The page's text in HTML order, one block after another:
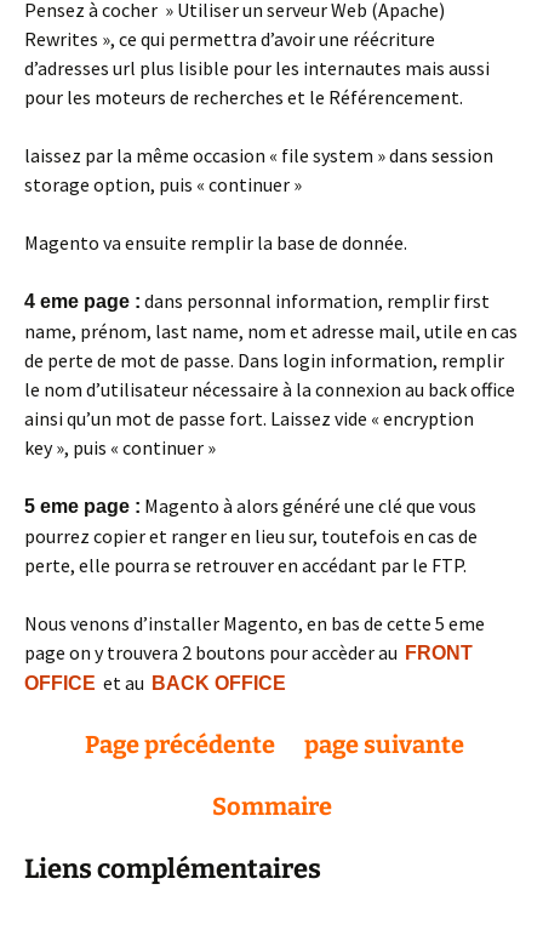
Pensez à cocher » Utiliser un serveur Web (Apache)
Rewrites », ce qui permettra d’avoir une réécriture
d’adresses url plus lisible pour les internautes mais aussi
pour les moteurs de recherches et le Référencement.
laissez par la même occasion « file system » dans session
storage option, puis « continuer »
Magento va ensuite remplir la base de donnée.
4 eme page : dans personnal information, remplir first
name, prénom, last name, nom et adresse mail, utile en cas
de perte de mot de passe. Dans login information, remplir
le nom d’utilisateur nécessaire à la connexion au back office
ainsi qu’un mot de passe fort. Laissez vide « encryption
key », puis « continuer »
5 eme page : Magento à alors généré une clé que vous
pourrez copier et ranger en lieu sur, toutefois en cas de
perte, elle pourra se retrouver en accédant par le FTP.
Nous venons d’installer Magento, en bas de cette 5 eme
page on y trouvera 2 boutons pour accèder au FRONT
OFFICE et au BACK OFFICE
Page précédente page suivante
Sommaire
Liens complémentaires